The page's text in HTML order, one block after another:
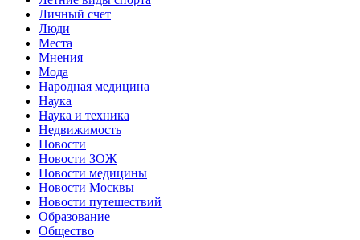
Личный счет
Люди
Места
Мнения
Мода
Народная медицина
Наука
Наука и техника
Недвижимость
Новости
Новости ЗОЖ
Новости медицины
Новости Москвы
Новости путешествий
Образование
Общество